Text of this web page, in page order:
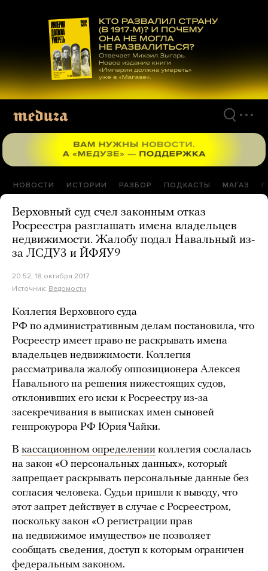
материалам
НОВОСТИ ИСТОРИИ РАЗБОР ПОДКАСТЫ МАГАЗ
Верховный суд счел законным отказ
Росреестра разглашать имена владельцев
недвижимости. Жалобу подал Навальный из-
за ЛСДУ3 и ЙФЯУ9
20:52, 18 октября 2017
Источник: Ведомости
Коллегия Верховного суда
РФ по административным делам постановила, что
Росреестр имеет право не раскрывать имена
владельцев недвижимости. Коллегия
рассматривала жалобу оппозиционера Алексея
Навального на решения нижестоящих судов,
отклонивших его иски к Росреестру из-за
засекречивания в выписках имен сыновей
генпрокурора РФ Юрия Чайки.
В кассационном определении коллегия сослалась
на закон «О персональных данных», который
запрещает раскрывать персональные данные без
согласия человека. Судьи пришли к выводу, что
этот запрет действует в случае с Росреестром,
поскольку закон «О регистрации прав
на недвижимое имущество» не позволяет
сообщать сведения, доступ к которым ограничен
федеральным законом.